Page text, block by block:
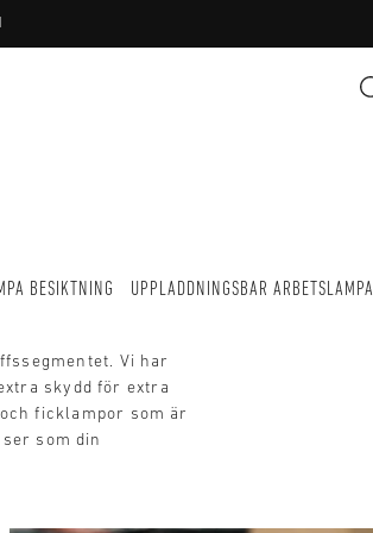
BESIKTNING UPPLADDNINGSBAR ARBETSLAMPA
Vi har
skydd för extra
ficklampor som är
som din